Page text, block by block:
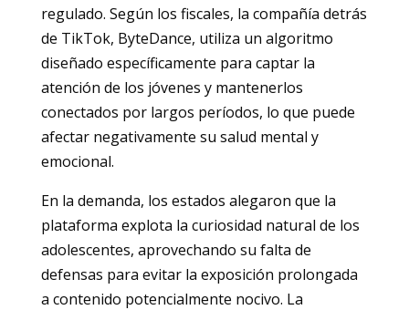
regulado. Según los fiscales, la compañía detrás
de TikTok, ByteDance, utiliza un algoritmo
diseñado específicamente para captar la
atención de los jóvenes y mantenerlos
conectados por largos períodos, lo que puede
afectar negativamente su salud mental y
emocional.
En la demanda, los estados alegaron que la
plataforma explota la curiosidad natural de los
adolescentes, aprovechando su falta de
defensas para evitar la exposición prolongada
a contenido potencialmente nocivo. La